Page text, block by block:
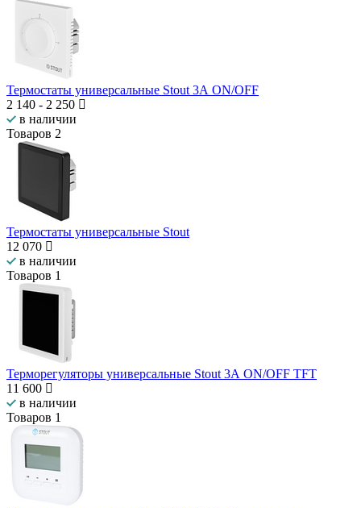
Термостаты универсальные Stout 3А ON/OFF
2 140 - 2 250
в наличии
Товаров 2
Термостаты универсальные Stout
12 070
в наличии
Товаров 1
Терморегуляторы универсальные Stout 3А ON/OFF TFT
11 600
в наличии
Товаров 1